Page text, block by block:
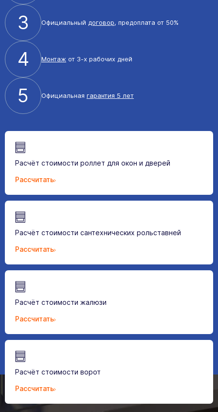
3 Официальный договор, предоплата от 50%
4 Монтаж от 3-х рабочих дней
5 Официальная гарантия 5 лет
Расчёт стоимости роллет для окон и дверей
Рассчитать
Расчёт стоимости сантехнических рольставней
Рассчитать
Расчёт стоимости жалюзи
Рассчитать
Расчёт стоимости ворот
Рассчитать